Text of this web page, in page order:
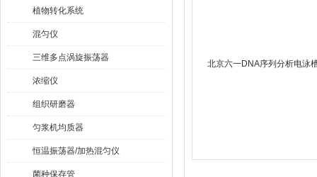
植物转化系统
混匀仪
三维多点涡旋振荡器
浓缩仪
组织研磨器
匀浆机均质器
恒温振荡器/加热混匀仪
菌种保存管